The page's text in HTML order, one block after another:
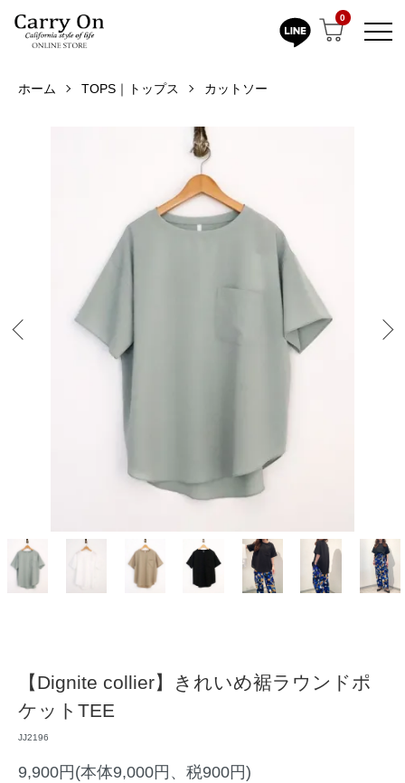
0
ホーム TOPS｜トップス カットソー
【Dignite collier】きれいめ裾ラウンドポ
ケットTEE
JJ2196
9,900円(本体9,000円、税900円)